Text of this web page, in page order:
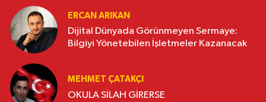
ERCAN ARIKAN
Dijital Dünyada Görünmeyen Sermaye:
Bilgiyi Yönetebilen İşletmeler Kazanacak
MEHMET ÇATAKÇI
OKULA SİLAH GİRERSE